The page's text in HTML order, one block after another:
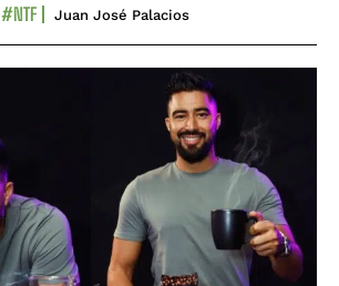
#NTF Juan José Palacios